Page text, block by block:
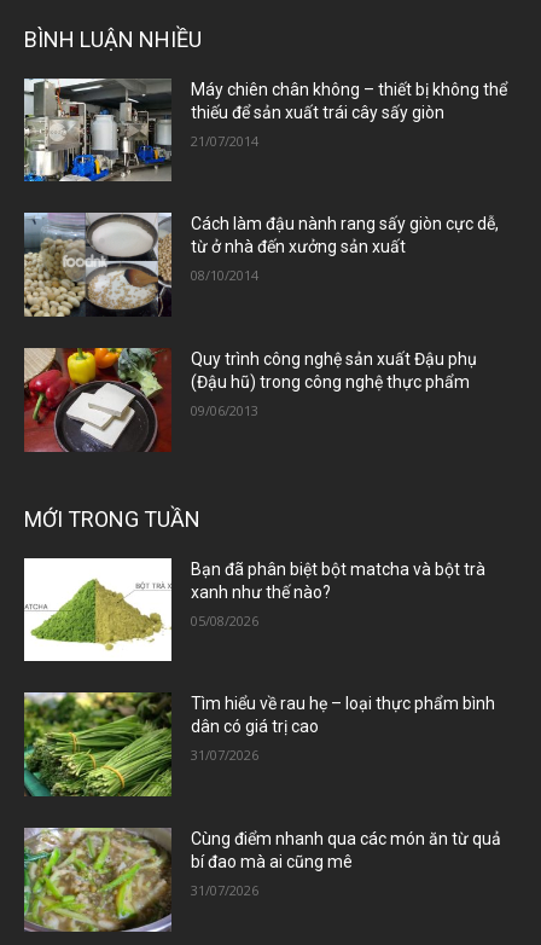
BÌNH LUẬN NHIỀU
Máy chiên chân không – thiết bị không thể
thiếu để sản xuất trái cây sấy giòn
21/07/2014
Cách làm đậu nành rang sấy giòn cực dễ,
từ ở nhà đến xưởng sản xuất
08/10/2014
Quy trình công nghệ sản xuất Đậu phụ
(Đậu hũ) trong công nghệ thực phẩm
09/06/2013
MỚI TRONG TUẦN
Bạn đã phân biệt bột matcha và bột trà
xanh như thế nào?
05/08/2026
Tìm hiểu về rau hẹ – loại thực phẩm bình
dân có giá trị cao
31/07/2026
Cùng điểm nhanh qua các món ăn từ quả
bí đao mà ai cũng mê
31/07/2026